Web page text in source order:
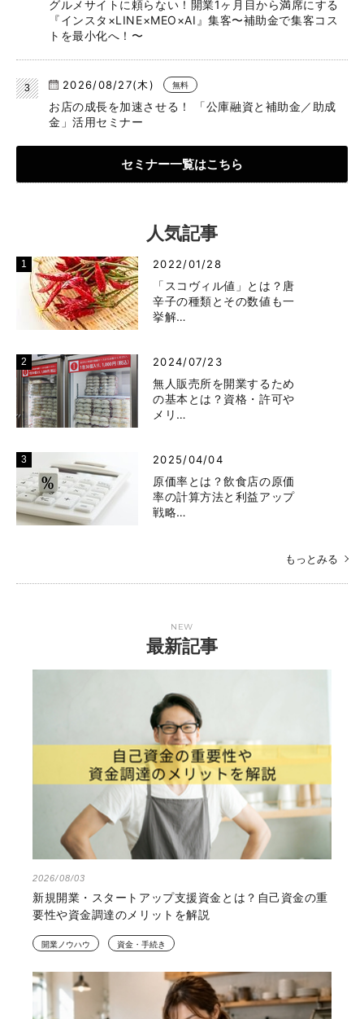
グルメサイトに頼らない！開業1ヶ月目から満席にする
『インスタ×LINE×MEO×AI』集客〜補助金で集客コス
トを最小化へ！〜
2026/08/27(木) 無料
お店の成長を加速させる！ 「公庫融資と補助金／助成
金」活用セミナー
セミナー一覧はこちら
人気記事
2022/01/28
「スコヴィル値」とは？唐
辛子の種類とその数値も一
挙解…
2024/07/23
無人販売所を開業するため
の基本とは？資格・許可や
メリ…
2025/04/04
原価率とは？飲食店の原価
率の計算方法と利益アップ
戦略…
もっとみる
NEW
最新記事
2026/08/03
新規開業・スタートアップ支援資金とは？自己資金の重
要性や資金調達のメリットを解説
開業ノウハウ 資金・手続き